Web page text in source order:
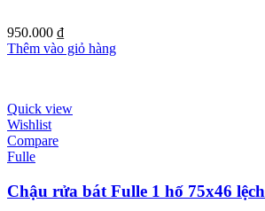
950.000 ₫
Thêm vào giỏ hàng
Quick view
Wishlist
Compare
Fulle
Chậu rửa bát Fulle 1 hố 75x46 lệch